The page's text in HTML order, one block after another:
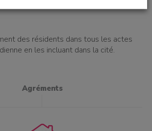
des résidents dans tous les actes
en les incluant dans la cité.
Agréments